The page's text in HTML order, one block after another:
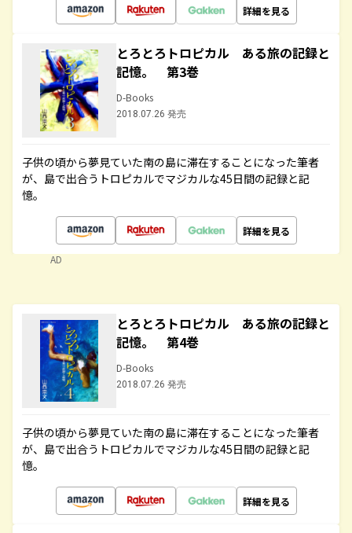
詳細を見る
とろとろトロピカル ある旅の記録と
記憶。 第3巻
D-Books
2018.07.26 発売
子供の頃から夢見ていた南の島に滞在することになった筆者
が、島で出合うトロピカルでマジカルな45日間の記録と記
憶。
詳細を見る
AD
とろとろトロピカル ある旅の記録と
記憶。 第4巻
D-Books
2018.07.26 発売
子供の頃から夢見ていた南の島に滞在することになった筆者
が、島で出合うトロピカルでマジカルな45日間の記録と記
憶。
詳細を見る